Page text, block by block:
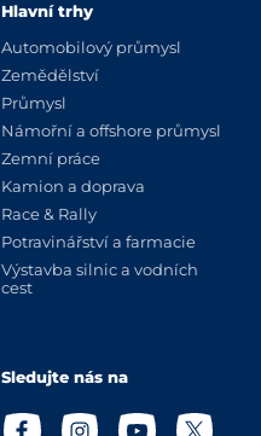
Hlavní trhy
Automobilový průmysl
Zemědělství
Průmysl
Námořní a offshore průmysl
Zemní práce
Kamion a doprava
Race & Rally
Potravinářství a farmacie
Výstavba silnic a vodních
cest
Sledujte nás na